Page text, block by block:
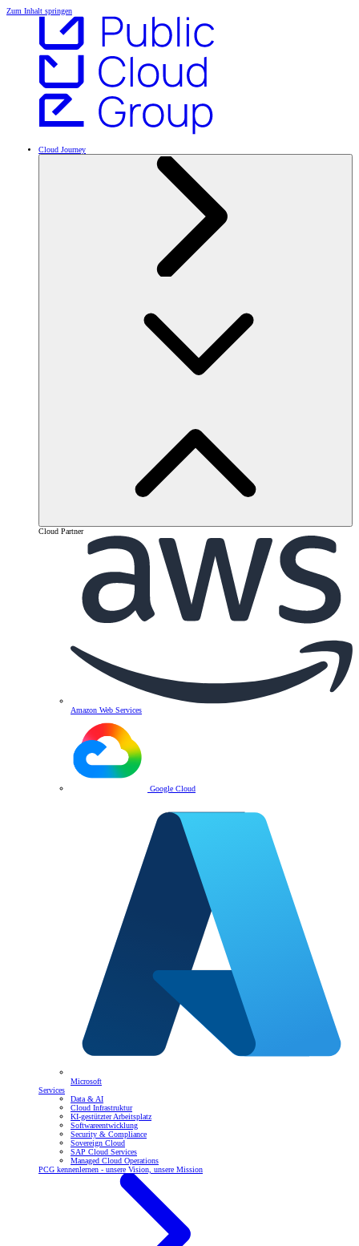
Zum Inhalt springen
Cloud Journey
Cloud Partner
Amazon Web Services
Google Cloud
Microsoft
Services
Data & AI
Cloud Infrastruktur
KI-gestützter Arbeitsplatz
Softwareentwicklung
Security & Compliance
Sovereign Cloud
SAP Cloud Services
Managed Cloud Operations
PCG kennenlernen - unsere Vision, unsere Mission